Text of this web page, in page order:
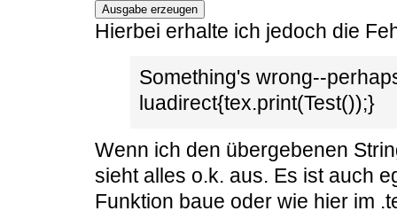
Ausgabe erzeugen
Hierbei erhalte ich jedoch die
Something's wrong--
luadirect{tex.print(Test());}
Wenn ich den übergebenen
sieht alles o.k. aus. Es ist auch
Funktion baue oder wie hier im